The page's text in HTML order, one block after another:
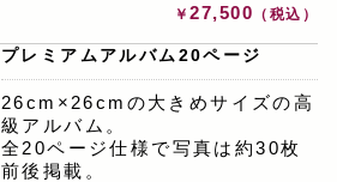
￥ 27,500 （税込）
プレミアムアルバム20ページ
26cm×26cmの大きめサイズの高
級アルバム。
全20ページ仕様で写真は約30枚
前後掲載。